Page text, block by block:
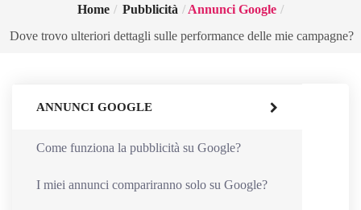
Home Pubblicità
Annunci Google
Dove trovo ulteriori dettagli sulle performance delle mie campagne?
ANNUNCI GOOGLE
Come funziona la pubblicità su Google?
I miei annunci compariranno solo su Google?